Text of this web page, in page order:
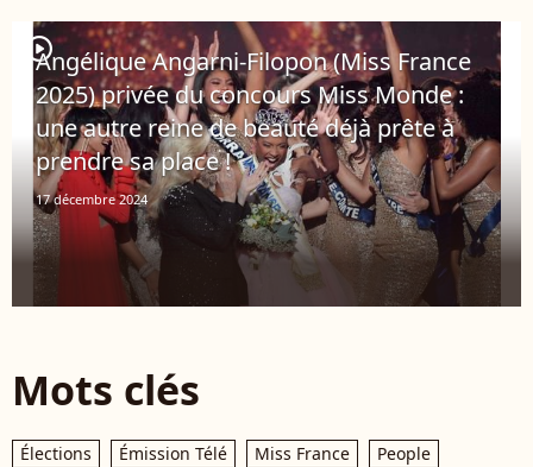
player2
Angélique Angarni-Filopon (Miss France
2025) privée du concours Miss Monde :
une autre reine de beauté déjà prête à
prendre sa place !
17 décembre 2024
Mots clés
Élections Émission Télé Miss France
People